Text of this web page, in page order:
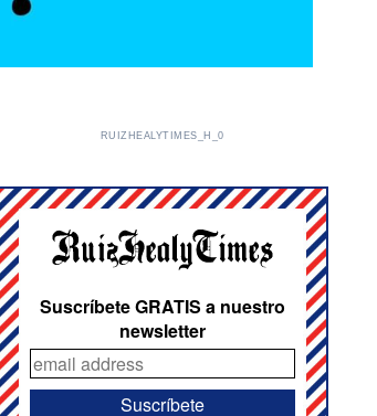
RUIZHEALYTIMES_H_0
Suscríbete GRATIS a nuestro
newsletter